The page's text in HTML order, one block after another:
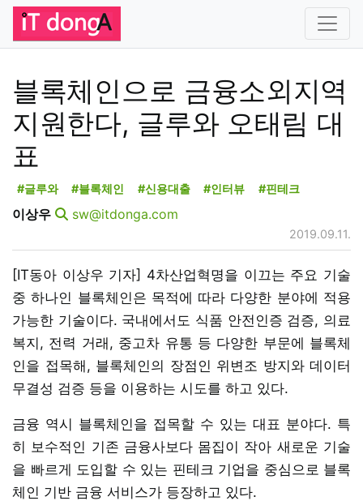
블록체인으로 금융소외지역
지원한다, 글루와 오태림 대
표
#글루와 #블록체인 #신용대출 #인터뷰 #핀테크
이상우 sw@itdonga.com
2019.09.11.
[IT동아 이상우 기자] 4차산업혁명을 이끄는 주요 기술
중 하나인 블록체인은 목적에 따라 다양한 분야에 적용
가능한 기술이다. 국내에서도 식품 안전인증 검증, 의료
복지, 전력 거래, 중고차 유통 등 다양한 부문에 블록체
인을 접목해, 블록체인의 장점인 위변조 방지와 데이터
무결성 검증 등을 이용하는 시도를 하고 있다.
금융 역시 블록체인을 접목할 수 있는 대표 분야다. 특
히 보수적인 기존 금융사보다 몸집이 작아 새로운 기술
을 빠르게 도입할 수 있는 핀테크 기업을 중심으로 블록
체인 기반 금융 서비스가 등장하고 있다.